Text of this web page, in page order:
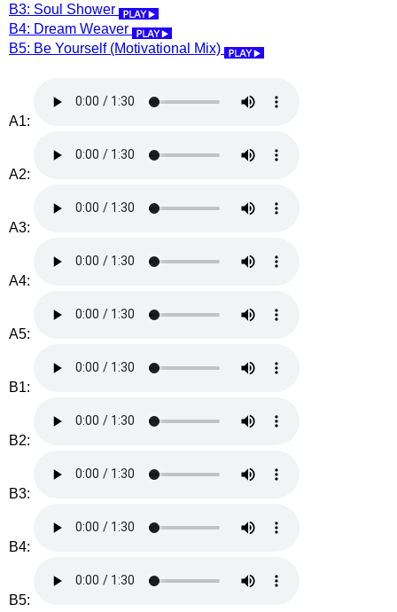
B3: Soul Shower
B4: Dream Weaver
B5: Be Yourself (Motivational Mix)
A1:
A2:
A3:
A4:
A5:
B1:
B2:
B3:
B4:
B5: